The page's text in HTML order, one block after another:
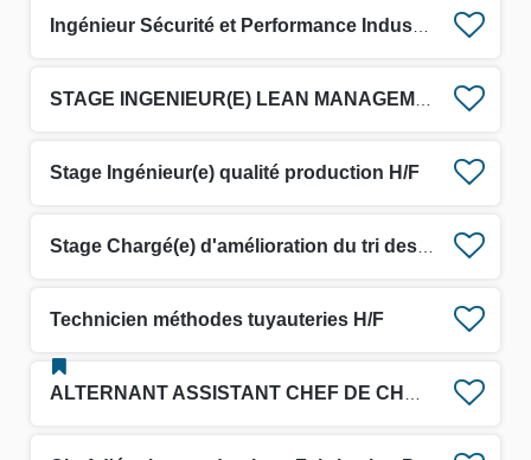
Stage Ingénieur(e) qualité production H/F
Technicien méthodes tuyauteries H/F